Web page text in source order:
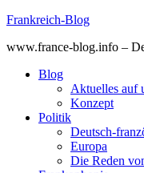
Skip
content
Frankreich-Blog
www.france-blog.info –
Blog
Aktuelles auf
Konzept
Politik
Deutsch-
Europa
Die Reden